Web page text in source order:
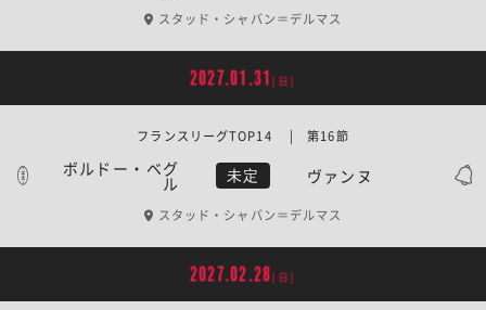
スタッド・シャバン＝デルマス
2027.01.31 [日]
ボルドー・ベグ
ル 未定 ヴァンヌ
フランスリーグTOP14 | 第16節
スタッド・シャバン＝デルマス
2027.02.28[日]